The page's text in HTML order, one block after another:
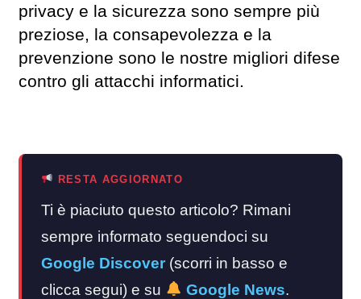
privacy e la sicurezza sono sempre più
preziose, la consapevolezza e la
prevenzione sono le nostre migliori difese
contro gli attacchi informatici.
RESTA AGGIORNATO
Ti è piaciuto questo articolo? Rimani
sempre informato seguendoci su
Google Discover (scorri in basso e
clicca segui) e su
Google News.